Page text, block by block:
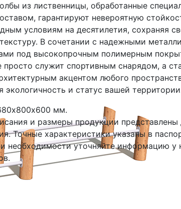
из лиственницы, обработанные
гарантируют невероятную
условиям на десятилетия, сохраняя
В сочетании с надежными
под высокопрочным полимерным
просто служит спортивным снарядом, а
акцентом любого
экологичность и статус вашей
мм.
и размеры продукции представлены
Точные характеристики указаны в
необходимости уточняйте информацию у